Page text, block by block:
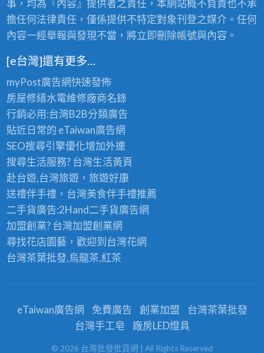
事，均為『內容』提供者之責任，本網站概不負責也不承
擔任何法律責任，僅係提供不特定對象刊登之媒介。任何
內容一經舉報與發現不當，將立即刪除帳號與內容。
[e台灣]還有更多…
myPost廣告網快速發佈
房屋修繕水電維修廠商名錄
行銷必用:台灣B2B分類廣告
貼近日常的 eTaiwan廣告網
SEO搜尋引擎優化增加外連
搜尋生活服務? 台灣生活黃頁
赴台遊,台灣旅遊，旅遊好康
送禮伴手禮，台灣美食伴手禮推薦
二手貨廣告:2Hand二手貨廣告網
加盟創業? 台灣加盟創業網
尋找花店園藝，歡迎到台灣花網
台灣茶葉批發,烏龍茶,紅茶
eTaiwan廣告網 免費廣告 創業加盟
台灣茶葉批發
台灣手工皂
廠房LED燈具
© 2026 台灣批發批貨網 | All Rights Reserved